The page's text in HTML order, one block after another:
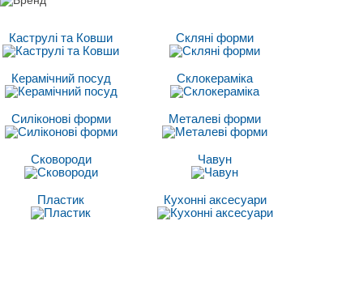
Каструлі та Ковши Скляні форми
Керамічний посуд Склокераміка
Силіконові форми Металеві форми
Сковороди Чавун
Пластик Кухонні аксесуари